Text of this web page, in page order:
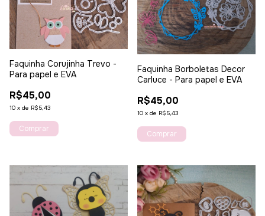
Faquinha Corujinha Trevo -
Para papel e EVA
R$45,00
10 x de R$5,43
Faquinha Borboletas Decor
Carluce - Para papel e EVA
R$45,00
10 x de R$5,43